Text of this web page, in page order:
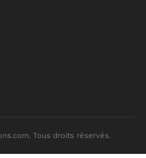
Tous droits réservés.